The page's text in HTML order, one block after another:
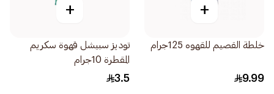
+
خلطة القصيم للقهوه 125جرام
9.99
+
توديز سبيشل قهوة سكريم
المقطرة 10جرام
3.5